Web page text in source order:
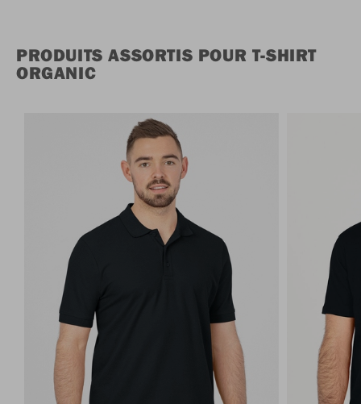
PRODUITS ASSORTIS POUR T-SHIRT
ORGANIC